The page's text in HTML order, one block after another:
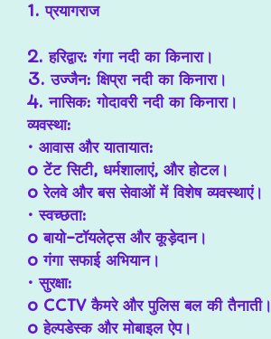
1. प्रयागराज
2. हरिद्वार: गंगा नदी का किनारा।
3. उज्जैन: क्षिप्रा नदी का किनारा।
4. नासिक: गोदावरी नदी का किनारा।
व्यवस्था:
• आवास और यातायात:
o टेंट सिटी, धर्मशालाएं, और होटल।
o रेलवे और बस सेवाओं में विशेष व्यवस्थाएं।
• स्वच्छता:
o बायो-टॉयलेट्स और कूड़ेदान।
o गंगा सफाई अभियान।
• सुरक्षा:
o CCTV कैमरे और पुलिस बल की तैनाती।
o हेल्पडेस्क और मोबाइल ऐप।